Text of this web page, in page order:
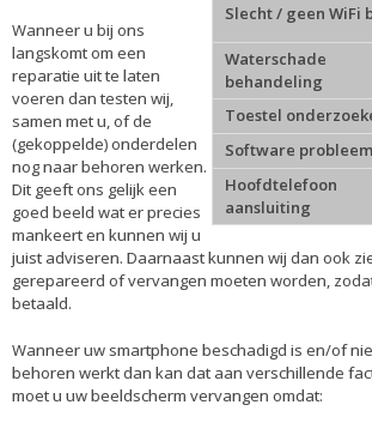
Slecht / geen WiFi
Waterschade
behandeling
Toestel
Software probleem
Hoofdtelefoon
aansluiting
Wanneer u bij ons
langskomt om een
reparatie uit te laten
voeren dan testen wij,
samen met u, of de
(gekoppelde) onderdelen
nog naar behoren werken.
Dit geeft ons gelijk een
goed beeld wat er precies
mankeert en kunnen wij u
juist adviseren. Daarnaast kunnen wij dan ook
gerepareerd of vervangen moeten worden,
betaald.
Wanneer uw smartphone beschadigd is en/of
behoren werkt dan kan dat aan verschillende
moet u uw beeldscherm vervangen omdat: